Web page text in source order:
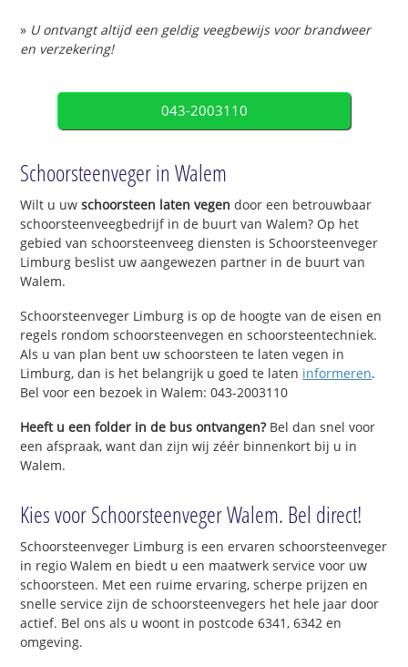
» U ontvangt altijd een geldig veegbewijs voor brandweer
en verzekering!
043-2003110
Schoorsteenveger in Walem
Wilt u uwschoorsteen laten vegen door een betrouwbaar
schoorsteenveegbedrijf in de buurt van Walem? Op het
gebied van schoorsteenveeg diensten is Schoorsteenveger
Limburg beslist uw aangewezen partner in de buurt van
Walem.
Schoorsteenveger Limburg is op de hoogte van de eisen en
regels rondom schoorsteenvegen en schoorsteentechniek.
Als u van plan bent uw schoorsteen te laten vegen in
Limburg, dan is het belangrijk u goed te laten informeren.
Bel voor een bezoek in Walem: 043-2003110
Heeft u een folder in de bus ontvangen?Bel dan snel voor
een afspraak, want dan zijn wij zéér binnenkort bij u in
Walem.
Kies voor Schoorsteenveger Walem. Bel direct!
Schoorsteenveger Limburg is een ervaren schoorsteenveger
in regio Walem en biedt u een maatwerk service voor uw
schoorsteen. Met een ruime ervaring, scherpe prijzen en
snelle service zijn de schoorsteenvegers het hele jaar door
actief. Bel ons als u woont in postcode 6341, 6342 en
omgeving.